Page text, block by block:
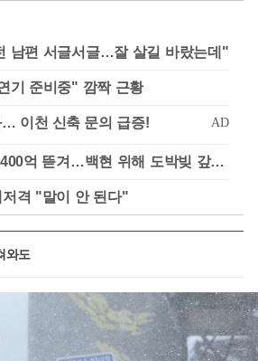
남편 서글서글…잘 살길 바랐는데"
기 준비중" 깜짝 근황
차가원 "MC몽에 400억 뜯겨…백현 위해 도박빚 갚아줘"
저격 "말이 안 된다"
와도